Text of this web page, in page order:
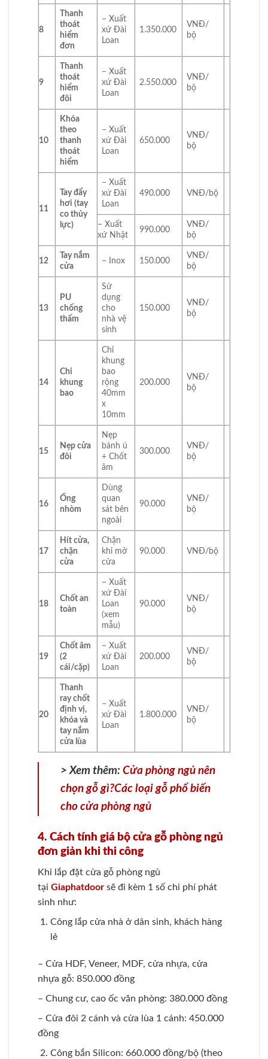
8
Thanh
thoát
hiểm
đơn
– Xuất
xứ Đài
Loan
1.350.000
VNĐ/
bộ
9
Thanh
thoát
hiểm
đôi
– Xuất
xứ Đài
Loan
2.550.000
VNĐ/
bộ
10
Khóa
theo
thanh
thoát
hiểm
– Xuất
xứ Đài
Loan
650.000
VNĐ/
bộ
11
Tay đẩy
hơi (tay
co thủy
lực)
– Xuất
xứ Đài
Loan
490.000 VNĐ/bộ
– Xuất
xứ Nhật
990.000
VNĐ/
bộ
12
Tay nắm
cửa
– Inox 150.000
VNĐ/
bộ
13
PU
chống
thấm
Sử
dụng
cho
nhà vệ
sinh
150.000
VNĐ/
bộ
14
Chỉ
khung
bao
Chỉ
khung
bao
rộng
40mm
x
10mm
200.000
VNĐ/
bộ
15
Nẹp cửa
đôi
Nẹp
bánh ú
+ Chốt
âm
300.000
VNĐ/
bộ
16
Ống
nhòm
Dùng
quan
sát bên
ngoài
90.000
VNĐ/
bộ
17
Hít cửa,
chặn
cửa
Chặn
khi mở
cửa
90.000 VNĐ/bộ
18
Chốt an
toàn
– Xuất
xứ Đài
Loan
(xem
mẫu)
90.000
VNĐ/
bộ
19
Chốt âm
(2
cái/cặp)
– Xuất
xứ Đài
Loan
200.000
VNĐ/
bộ
20
Thanh
ray chốt
định vị,
khóa và
tay nắm
cửa lùa
– Xuất
xứ Đài
Loan
1.800.000
VNĐ/
bộ
> Xem thêm: Cửa phòng ngủ nên
chọn gỗ gì?Các loại gỗ phổ biến
cho cửa phòng ngủ
4. Cách tính giá bộ cửa gỗ phòng ngủ
đơn giản khi thi công
Khi lắp đặt cửa gỗ phòng ngủ
tại Giaphatdoor sẽ đi kèm 1 số chi phí phát
sinh như:
Công lắp cửa nhà ở dân sinh, khách hàng
lẻ
– Cửa HDF, Veneer, MDF, cửa nhựa, cửa
nhựa gỗ: 850.000 đồng
– Chung cư, cao ốc văn phòng: 380.000 đồng
– Cửa đôi 2 cánh và cửa lùa 1 cánh: 450.000
đồng
Công bắn Silicon: 660.000 đồng/bộ (theo